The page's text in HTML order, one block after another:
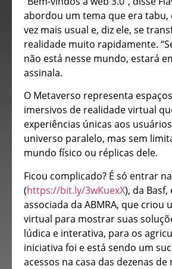
abordou um tema que era tabu,
vez mais usual e, diz ele, se
realidade muito rapidamente.
não está nesse mundo, estará
assinala.
O Metaverso representa
imersivos de realidade virtual
experiências únicas aos
universo paralelo, mas sem
mundo físico ou réplicas dele.
Ficou complicado? É só entrar
(https://bit.ly/3wKuexX), da
associada da ABMRA, que criou
virtual para mostrar suas
lúdica e interativa, para os
iniciativa foi e está sendo um
acessos na casa das dezenas de